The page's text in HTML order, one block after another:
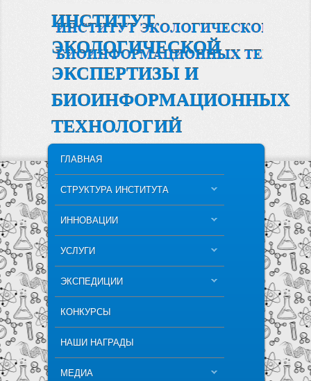
ИНСТИТУТ
ЭКОЛОГИЧЕСКОЙ
ЭКСПЕРТИЗЫ И
БИОИНФОРМАЦИОННЫХ
ТЕХНОЛОГИЙ
SKIP TO PRIMARY CONTENT
SKIP TO SECONDARY CONTENT
ГЛАВНАЯ
СТРУКТУРА ИНСТИТУТА
ИННОВАЦИИ
УСЛУГИ
ЭКСПЕДИЦИИ
КОНКУРСЫ
НАШИ НАГРАДЫ
МЕДИА